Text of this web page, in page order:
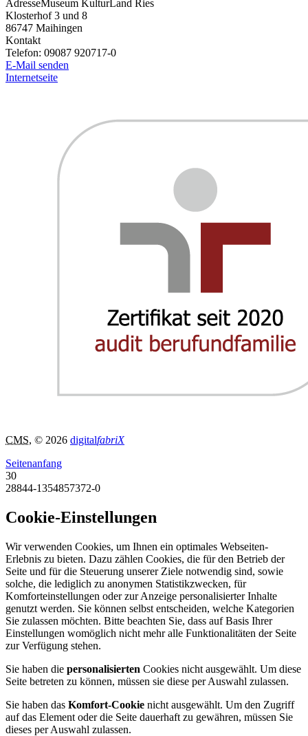
AdresseMuseum KulturLand Ries
Klosterhof 3 und 8
86747 Maihingen
Kontakt
Telefon: 09087 920717-0
E-Mail senden
Internetseite
CMS, © 2026 digitalfabriX
Seitenanfang
30
28844-1354857372-0
Cookie-Einstellungen
Wir verwenden Cookies, um Ihnen ein optimales Webseiten-
Erlebnis zu bieten. Dazu zählen Cookies, die für den Betrieb der
Seite und für die Steuerung unserer Ziele notwendig sind, sowie
solche, die lediglich zu anonymen Statistikzwecken, für
Komforteinstellungen oder zur Anzeige personalisierter Inhalte
genutzt werden. Sie können selbst entscheiden, welche Kategorien
Sie zulassen möchten. Bitte beachten Sie, dass auf Basis Ihrer
Einstellungen womöglich nicht mehr alle Funktionalitäten der Seite
zur Verfügung stehen.
Sie haben die personalisierten Cookies nicht ausgewählt. Um diese
Seite betreten zu können, müssen sie diese per Auswahl zulassen.
Sie haben das Komfort-Cookie nicht ausgewählt. Um den Zugriff
auf das Element oder die Seite dauerhaft zu gewähren, müssen Sie
dieses per Auswahl zulassen.